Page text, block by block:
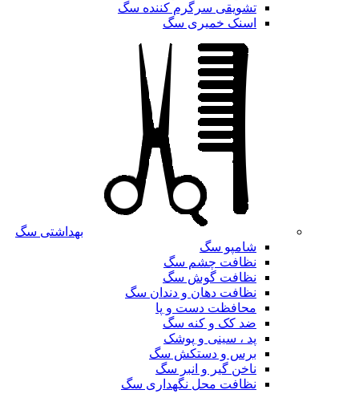
تشویقی سرگرم کننده سگ
اسنک خمیری سگ
بهداشتی سگ
شامپو سگ
نظافت چشم سگ
نظافت گوش سگ
نظافت دهان و دندان سگ
محافظت دست و پا
ضد کک و کنه سگ
پد ، سینی و پوشک
برس و دستکش سگ
ناخن گیر و انبر سگ
نظافت محل نگهداری سگ